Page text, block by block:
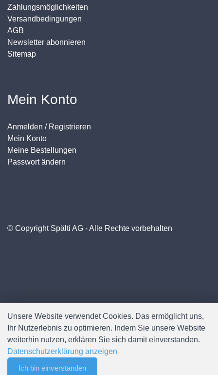
Zahlungsmöglichkeiten
Versandbedingungen
AGB
Newsletter abonnieren
Sitemap
Mein Konto
Anmelden / Registrieren
Mein Konto
Meine Bestellungen
Passwort ändern
© Copyright Spälti AG - Alle Rechte vorbehalten
Software: Rent-a-Shop.ch
Unsere Website verwendet Cookies. Das ermöglicht uns,
Ihr Nutzerlebnis zu optimieren. Indem Sie unsere Website
weiterhin nutzen, erklären Sie sich damit einverstanden.
Datenschutzerklärung anzeigen
Ich bin einverstanden